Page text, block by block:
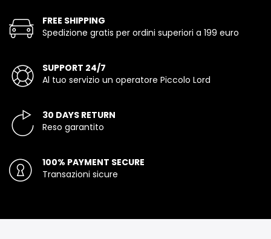
FREE SHIPPING
Spedizione gratis per ordini superiori a 199 euro
SUPPORT 24/7
Al tuo servizio un operatore Piccolo Lord
30 DAYS RETURN
Reso garantito
100% PAYMENT SECURE
Transazioni sicure